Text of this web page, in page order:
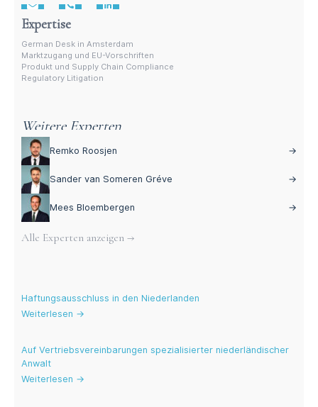
Expertise
German Desk in Amsterdam
Marktzugang und EU-Vorschriften
Produkt und Supply Chain Compliance
Regulatory Litigation
Weitere Experten
Remko Roosjen →
Sander van Someren Gréve →
Mees Bloembergen →
Alle Experten anzeigen →
Aktuelle Blogs
Haftungsausschluss in den Niederlanden
Weiterlesen →
Auf Vertriebsvereinbarungen spezialisierter niederländischer
Anwalt
Weiterlesen →